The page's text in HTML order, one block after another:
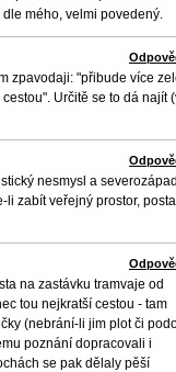
mého, velmi povedený.
zpavodaji: "přibude více
Určitě se to dá najít
nesmysl a
li zabít veřejný prostor,
na zastávku tramvaje od
tou nejkratší cestou - tam
(nebrání-li jim plot či
poznání dopracovali i
se pak dělaly pěší